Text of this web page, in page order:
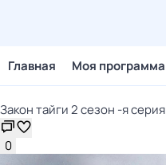
Главная Моя программа
Закон тайги 2 сезон -я серия
0